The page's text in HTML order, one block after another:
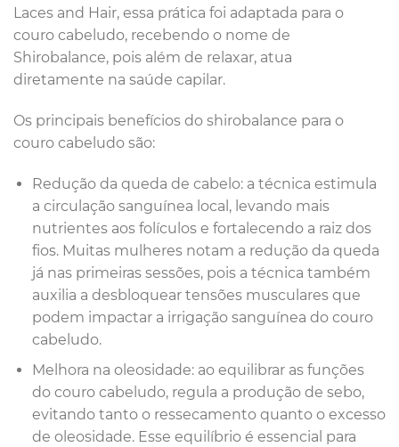
Laces and Hair, essa prática foi adaptada para o
couro cabeludo, recebendo o nome de
Shirobalance, pois além de relaxar, atua
diretamente na saúde capilar.
Os principais benefícios do shirobalance para o
couro cabeludo são:
Redução da queda de cabelo: a técnica estimula
a circulação sanguínea local, levando mais
nutrientes aos folículos e fortalecendo a raiz dos
fios. Muitas mulheres notam a redução da queda
já nas primeiras sessões, pois a técnica também
auxilia a desbloquear tensões musculares que
podem impactar a irrigação sanguínea do couro
cabeludo.
Melhora na oleosidade: ao equilibrar as funções
do couro cabeludo, regula a produção de sebo,
evitando tanto o ressecamento quanto o excesso
de oleosidade. Esse equilíbrio é essencial para